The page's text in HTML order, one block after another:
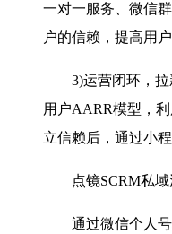
一对一服务、微信
户的信赖，提高用
3)运营闭环，拉
用户AARR模型，
立信赖后，通过小
点镜SCRM私域
通过微信个人号